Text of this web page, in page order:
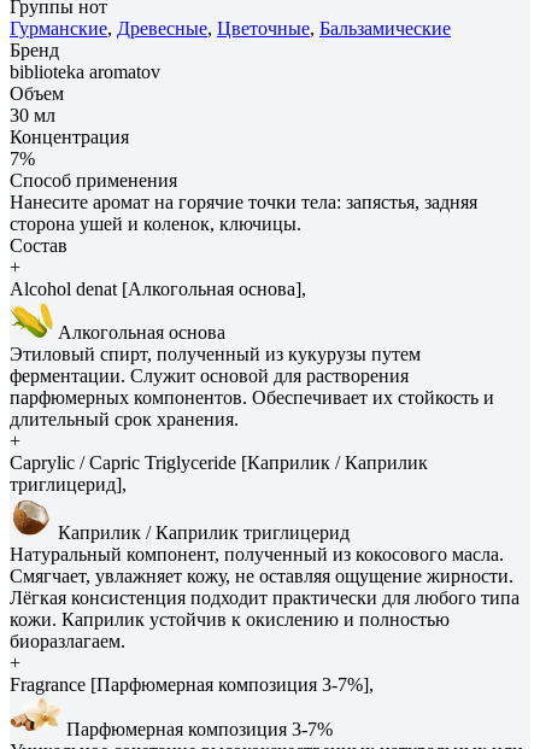
Группы нот
Гурманские, Древесные, Цветочные, Бальзамические
Бренд
biblioteka aromatov
Объем
30 мл
Концентрация
7%
Способ применения
Нанесите аромат на горячие точки тела: запястья, задняя
сторона ушей и коленок, ключицы.
Состав
+
Alcohol denat [Алкогольная основа],
Алкогольная основа
Этиловый спирт, полученный из кукурузы путем
ферментации. Служит основой для растворения
парфюмерных компонентов. Обеспечивает их стойкость и
длительный срок хранения.
+
Caprylic / Capric Triglyceride [Каприлик / Каприлик
триглицерид],
Каприлик / Каприлик триглицерид
Натуральный компонент, полученный из кокосового масла.
Смягчает, увлажняет кожу, не оставляя ощущение жирности.
Лёгкая консистенция подходит практически для любого типа
кожи. Каприлик устойчив к окислению и полностью
биоразлагаем.
+
Fragrance [Парфюмерная композиция 3-7%],
Парфюмерная композиция 3-7%